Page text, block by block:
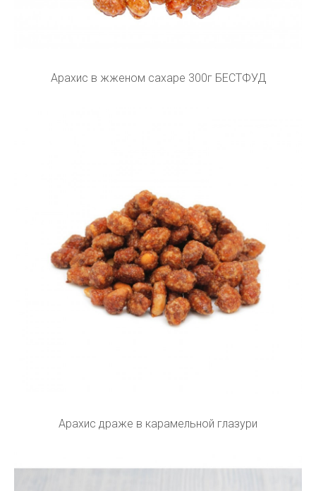
Арахис в жженом сахаре 300г БЕСТФУД
Арахис драже в карамельной глазури